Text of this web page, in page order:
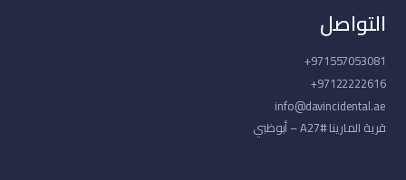
التواصل
971557053081+
97122222616+
info@davincidental.ae
قرية المارينا #A27 – أبوظبي